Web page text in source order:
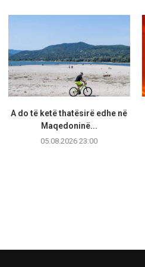
A do të ketë thatësirë edhe në
Maqedoninë...
05.08.2026 23:00